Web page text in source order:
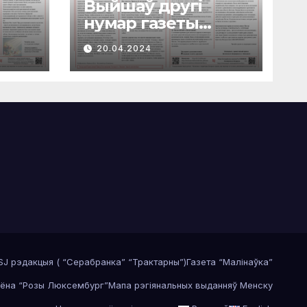
Выйшаў другі
нумар газеты
“Васкрасеньне”
20.04.2024
рэдакцыя ( “Серабранка” “Трактарны”)Газета “Малінаўка”
“Розы Люксембург”Мапа рэгiянальных выданняў Менску